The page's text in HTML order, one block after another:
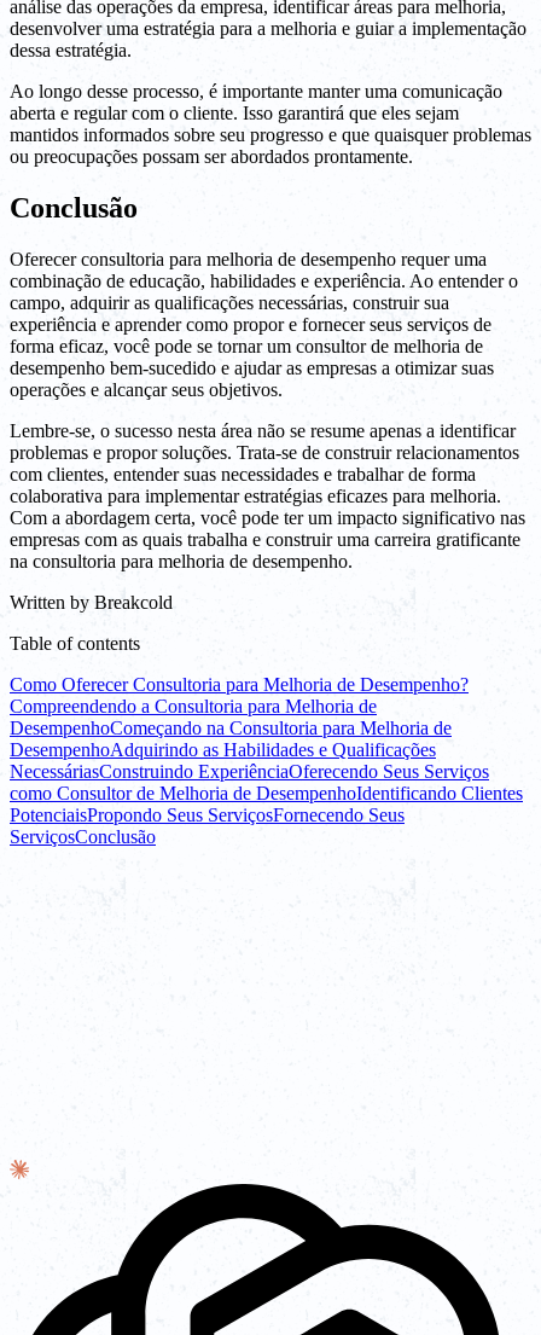
análise das operações da empresa, identificar áreas para melhoria,
desenvolver uma estratégia para a melhoria e guiar a implementação
dessa estratégia.
Ao longo desse processo, é importante manter uma comunicação
aberta e regular com o cliente. Isso garantirá que eles sejam
mantidos informados sobre seu progresso e que quaisquer problemas
ou preocupações possam ser abordados prontamente.
Conclusão
Oferecer consultoria para melhoria de desempenho requer uma
combinação de educação, habilidades e experiência. Ao entender o
campo, adquirir as qualificações necessárias, construir sua
experiência e aprender como propor e fornecer seus serviços de
forma eficaz, você pode se tornar um consultor de melhoria de
desempenho bem-sucedido e ajudar as empresas a otimizar suas
operações e alcançar seus objetivos.
Lembre-se, o sucesso nesta área não se resume apenas a identificar
problemas e propor soluções. Trata-se de construir relacionamentos
com clientes, entender suas necessidades e trabalhar de forma
colaborativa para implementar estratégias eficazes para melhoria.
Com a abordagem certa, você pode ter um impacto significativo nas
empresas com as quais trabalha e construir uma carreira gratificante
na consultoria para melhoria de desempenho.
Written by Breakcold
Table of contents
Como Oferecer Consultoria para Melhoria de Desempenho?
Compreendendo a Consultoria para Melhoria de
DesempenhoComeçando na Consultoria para Melhoria de
DesempenhoAdquirindo as Habilidades e Qualificações
NecessáriasConstruindo ExperiênciaOferecendo Seus Serviços
como Consultor de Melhoria de DesempenhoIdentificando Clientes
PotenciaisPropondo Seus ServiçosFornecendo Seus
ServiçosConclusão